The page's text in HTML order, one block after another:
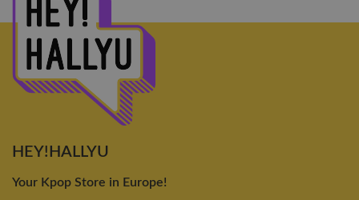
HEY!HALLYU
Your Kpop Store in Europe!